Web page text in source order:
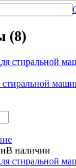
(8)
стиральной
В наличии